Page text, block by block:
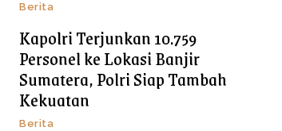
Berita
Kapolri Terjunkan 10.759
Personel ke Lokasi Banjir
Sumatera, Polri Siap Tambah
Kekuatan
Berita